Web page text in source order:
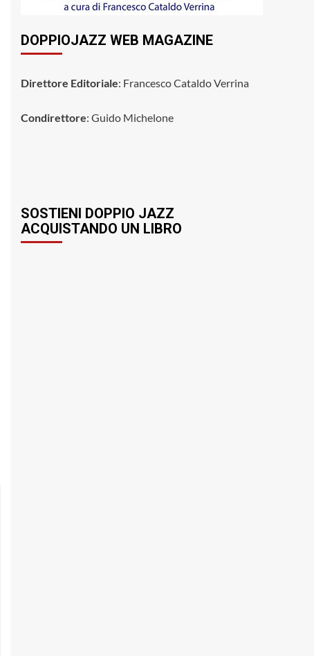
DOPPIOJAZZ WEB MAGAZINE
Direttore Editoriale: Francesco Cataldo Verrina
Condirettore: Guido Michelone
SOSTIENI DOPPIO JAZZ
ACQUISTANDO UN LIBRO